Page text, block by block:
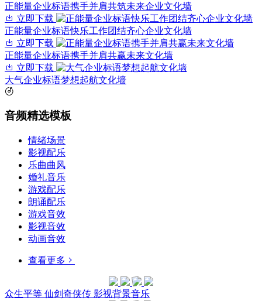
正能量企业标语携手并肩共筑未来企业文化墙
立即下载
正能量企业标语快乐工作团结齐心企业文化墙
立即下载
正能量企业标语携手并肩共赢未来文化墙
立即下载
大气企业标语梦想起航文化墙
音频精选模板
情绪场景
影视配乐
乐曲曲风
婚礼音乐
游戏配乐
朗诵配乐
游戏音效
影视音效
动画音效
查看更多
众生平等 仙剑奇侠传 影视背景音乐